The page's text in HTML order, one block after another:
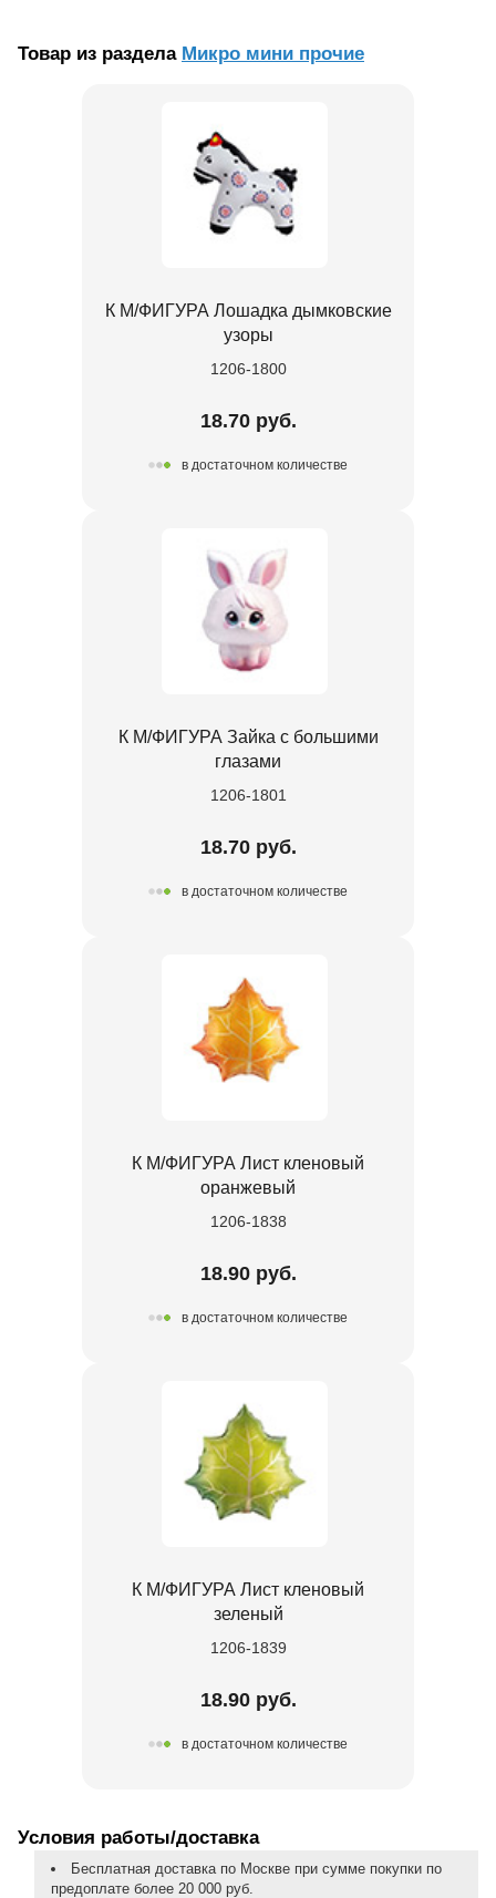
Товар из раздела Микро мини прочие
К М/ФИГУРА Лошадка дымковские
узоры
1206-1800
18.70 руб.
в достаточном количестве
К М/ФИГУРА Зайка с большими
глазами
1206-1801
18.70 руб.
в достаточном количестве
К М/ФИГУРА Лист кленовый
оранжевый
1206-1838
18.90 руб.
в достаточном количестве
К М/ФИГУРА Лист кленовый
зеленый
1206-1839
18.90 руб.
в достаточном количестве
Условия работы/доставка
Бесплатная доставка по Москве при сумме покупки по
предоплате более 20 000 руб.